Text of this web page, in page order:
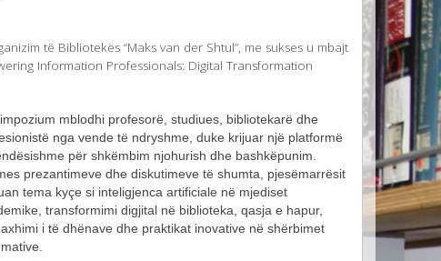
të Bibliotekës “Maks van der Shtul”, me sukses u mbajt
Information Professionals: Digital Transformation
mblodhi profesorë, studiues, bibliotekarë dhe
nga vende të ndryshme, duke krijuar një platformë
për shkëmbim njohurish dhe bashkëpunim.
prezantimeve dhe diskutimeve të shumta, pjesëmarrësit
tema kyçe si inteligjenca artificiale në mjediset
transformimi digjital në biblioteka, qasja e hapur,
i të dhënave dhe praktikat inovative në shërbimet